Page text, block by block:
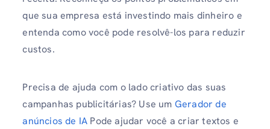
que sua empresa está investindo mais dinheiro e
entenda como você pode resolvê-los para reduzir
custos.
Precisa de ajuda com o lado criativo das suas
campanhas publicitárias? Use um Gerador de
anúncios de IA Pode ajudar você a criar textos e